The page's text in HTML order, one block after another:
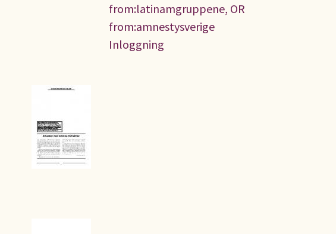
from:latinamgruppene, OR
from:amnestysverige
Inloggning